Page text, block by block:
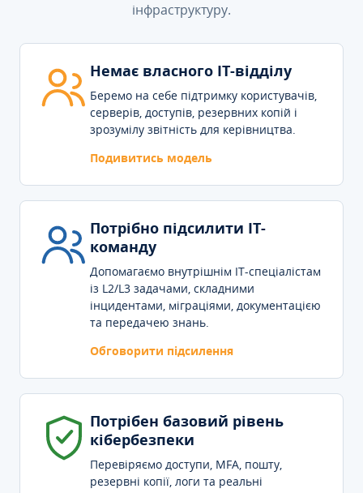
інфраструктуру.
Немає власного IT-відділу
Беремо на себе підтримку користувачів,
серверів, доступів, резервних копій і
зрозумілу звітність для керівництва.
Подивитись модель
Потрібно підсилити IT-
команду
Допомагаємо внутрішнім IT-спеціалістам
із L2/L3 задачами, складними
інцидентами, міграціями, документацією
та передачею знань.
Обговорити підсилення
Потрібен базовий рівень
кібербезпеки
Перевіряємо доступи, MFA, пошту,
резервні копії, логи та реальні